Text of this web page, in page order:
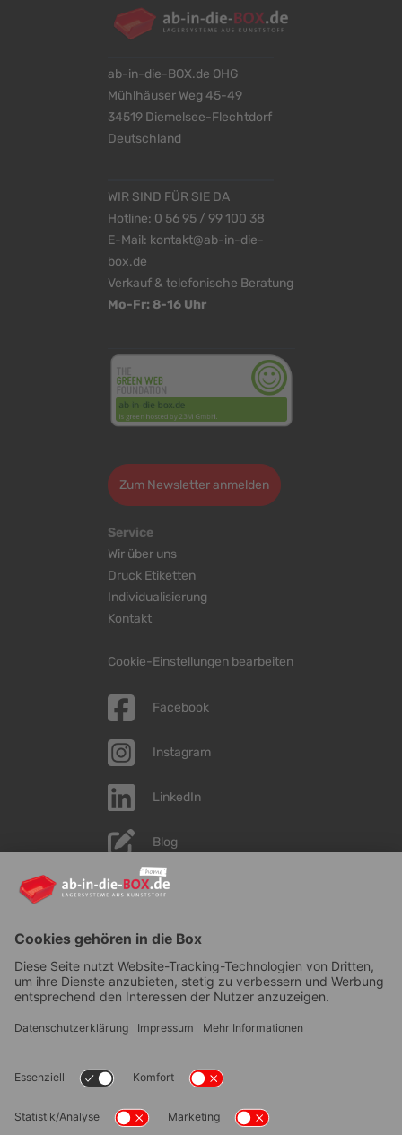
ab-in-die-BOX.de OHG
Mühlhäuser Weg 45-49
34519 Diemelsee-Flechtdorf
Deutschland
WIR SIND FÜR SIE DA
Hotline: 0 56 95 / 99 100 38
E-Mail: kontakt@ab-in-die-
box.de
Verkauf & telefonische Beratung
Mo-Fr: 8-16 Uhr
Zum Newsletter anmelden
Service
Wir über uns
Druck Etiketten
Individualisierung
Kontakt
Cookie-Einstellungen bearbeiten
Facebook
Instagram
LinkedIn
Blog
YouTube